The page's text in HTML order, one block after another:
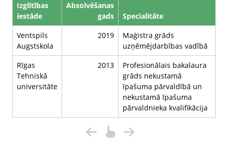
Izglītības
iestāde
Absolvēšanas
gads
Specialitāte
Ventspils
Augstskola
2019
Maģistra grāds
uzņēmējdarbības vadībā
Rīgas
Tehniskā
universitāte
2013
Profesionālais bakalaura
grāds nekustamā
īpašuma pārvaldībā un
nekustamā īpašuma
pārvaldnieka kvalifikācija